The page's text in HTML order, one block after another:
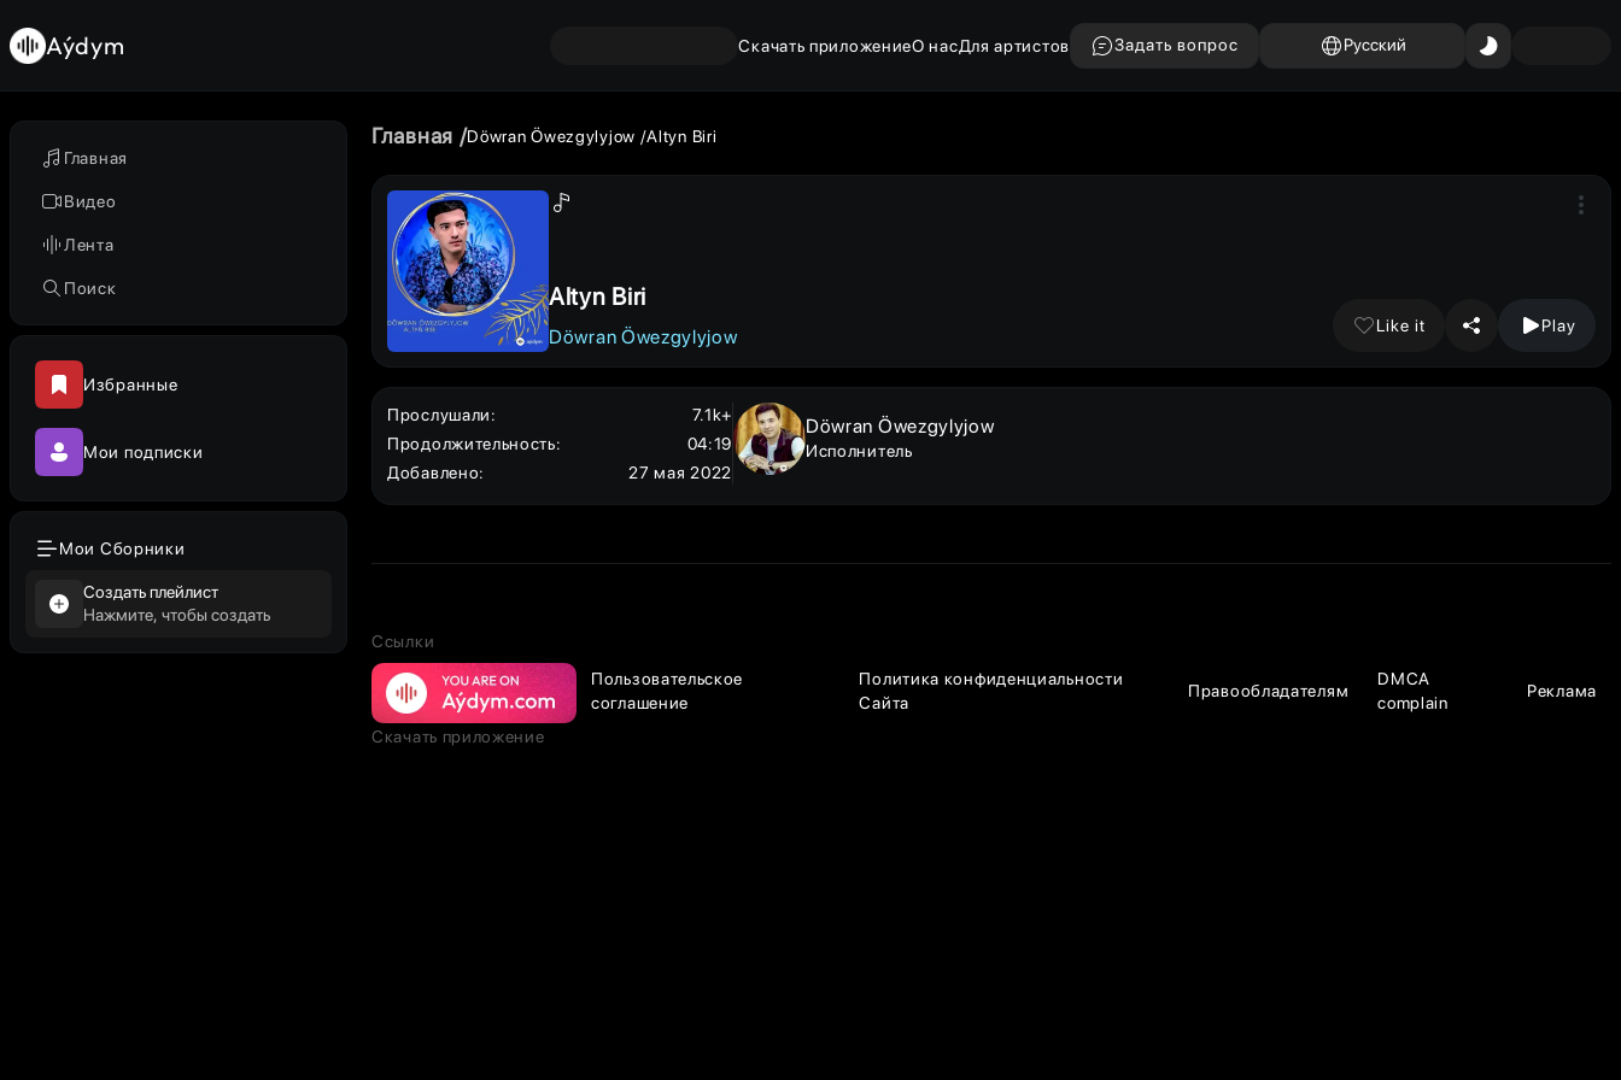
Главная
Видео
Лента
Поиск
Избранные
Мои подписки
Мои Сборники
Создать плейлист
Нажмите, чтобы создать
Aýdym Скачать приложениеО насДля артистов Задать вопрос Русский
Главная Döwran Öwezgylyjow Altyn Biri
Altyn Biri
Döwran Öwezgylyjow
Like it Play
Прослушали:
7.1k+
Продолжительность:
04:19
Добавлено: 27 мая 2022
Döwran Öwezgylyjow
Исполнитель
Ссылки
Пользовательское
соглашение
Политика конфиденциальности
Сайта
Правообладателям
DMCA
complain
Реклама
Скачать приложение